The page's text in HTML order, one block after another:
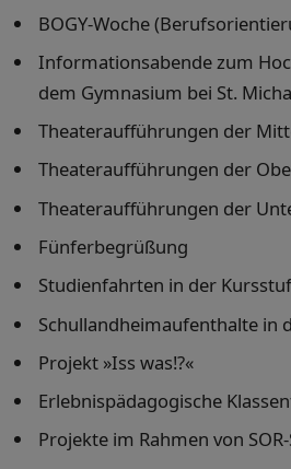
BOGY-Woche
Informationsabende zum
dem Gymnasium bei St.
Theateraufführungen der
Theateraufführungen der
Theateraufführungen der
Fünferbegrüßung
Studienfahrten in der
Schullandheimaufenthalte in
Projekt »Iss was!?«
Erlebnispädagogische
Projekte im Rahmen von